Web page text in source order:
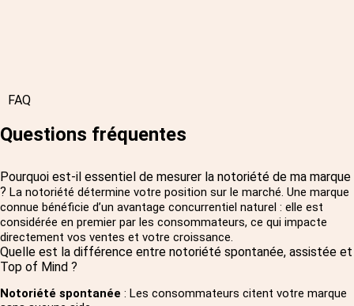
FAQ
Questions fréquentes
Pourquoi est-il essentiel de mesurer la notoriété de ma marque
? La notoriété détermine votre position sur le marché. Une marque
connue bénéficie d’un avantage concurrentiel naturel : elle est
considérée en premier par les consommateurs, ce qui impacte
directement vos ventes et votre croissance.
Quelle est la différence entre notoriété spontanée, assistée et
Top of Mind ?
Notoriété spontanée : Les consommateurs citent votre marque